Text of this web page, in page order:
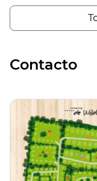
pagando por
esto! Y para
parece una estafa,
Contacto